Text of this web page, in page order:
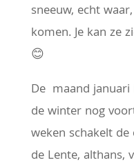
sneeuw, echt
komen. Je kan ze
😊
De maand januari
de winter nog
weken schakelt
de Lente, althans,